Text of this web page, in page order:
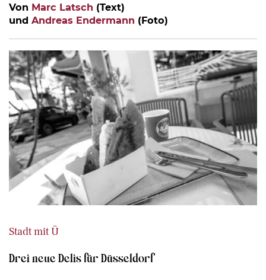
Von Marc Latsch (Text)
und Andreas Endermann (Foto)
Stadt mit Ü
Drei neue Delis für Düsseldorf